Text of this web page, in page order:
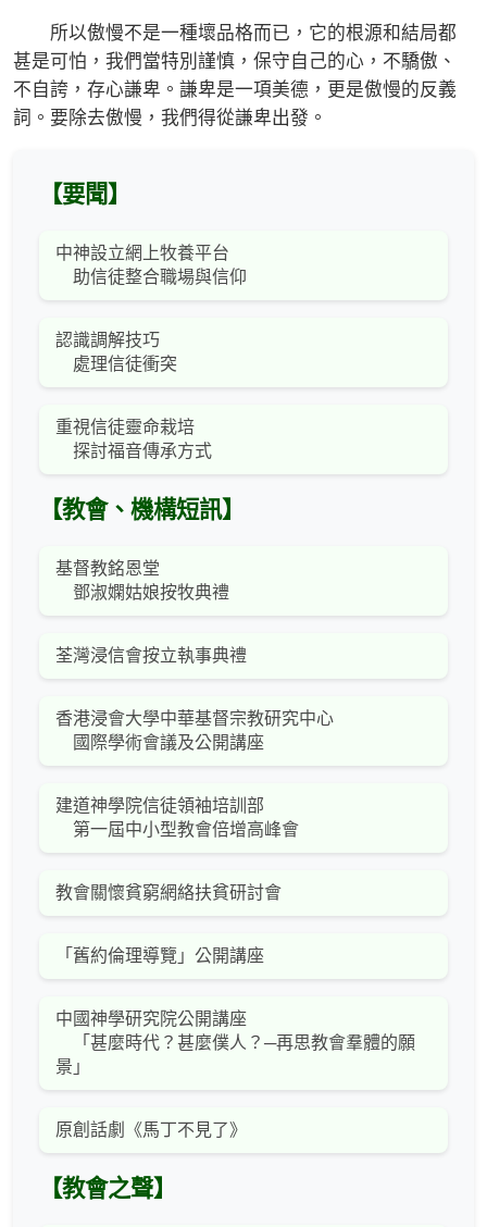
所以傲慢不是一種壞品格而已，它的根源和結局都
甚是可怕，我們當特別謹慎，保守自己的心，不驕傲、
不自誇，存心謙卑。謙卑是一項美德，更是傲慢的反義
詞。要除去傲慢，我們得從謙卑出發。
【要聞】
中神設立網上牧養平台
助信徒整合職場與信仰
認識調解技巧
處理信徒衝突
重視信徒靈命栽培
探討福音傳承方式
【教會、機構短訊】
基督教銘恩堂
鄧淑嫻姑娘按牧典禮
荃灣浸信會按立執事典禮
香港浸會大學中華基督宗教研究中心
國際學術會議及公開講座
建道神學院信徒領袖培訓部
第一屆中小型教會倍增高峰會
教會關懷貧窮網絡扶貧研討會
「舊約倫理導覽」公開講座
中國神學研究院公開講座
「甚麼時代？甚麼僕人？─再思教會羣體的願
景」
原創話劇《馬丁不見了》
【教會之聲】